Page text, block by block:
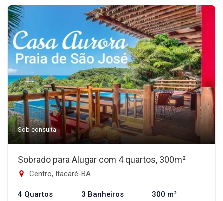
Sob consulta
Sobrado para Alugar com 4 quartos, 300m²
Centro, Itacaré-BA
4 Quartos 3 Banheiros 300 m²